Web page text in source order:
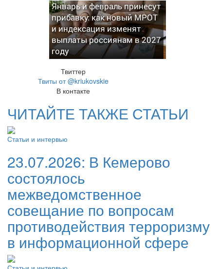
Январь и февраль принесут
прибавку: как новый МРОТ
и индексация изменят
выплаты россиянам в 2027
году
Твиттер
Твиты от @kriukovskie
В контакте
ЧИТАЙТЕ ТАКЖЕ СТАТЬИ
Статьи и интервью
23.07.2026: В Кемерово
состоялось
межведомственное
совещание по вопросам
противодействия терроризму
в информационной сфере